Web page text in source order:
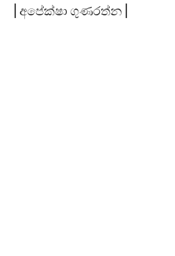
| අපේක්ෂා ගුණරත්න |